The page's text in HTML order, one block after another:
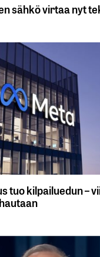
sähkö virtaa nyt
tuo kilpailuedun –